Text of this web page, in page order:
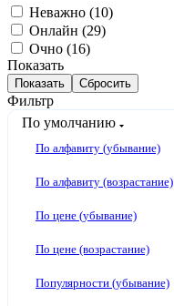
Неважно (10)
Онлайн (29)
Очно (16)
Показать
Сбросить
Фильтр
По умолчанию
По алфавиту (убывание)
По алфавиту (возрастание)
По цене (убывание)
По цене (возрастание)
Популярности (убывание)